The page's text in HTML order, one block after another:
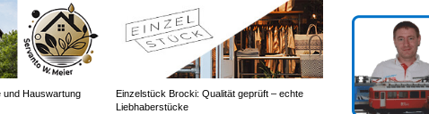
und Hauswartung
Einzelstück Brocki: Qualität geprüft – echte
Liebhaberstücke